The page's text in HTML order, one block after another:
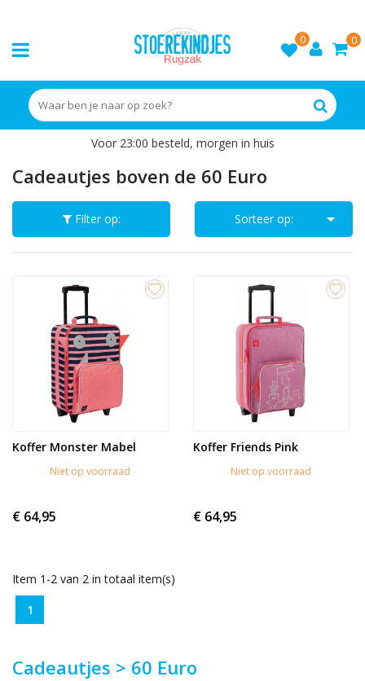
0
0
Voor 23:00 besteld, morgen in huis
Cadeautjes boven de 60 Euro
Filter op: Sorteer op: 
Koffer Monster Mabel
Niet op voorraad
€ 64,95
Koffer Friends Pink
Niet op voorraad
€ 64,95
Item 1-2 van 2 in totaal item(s)
1
Cadeautjes > 60 Euro